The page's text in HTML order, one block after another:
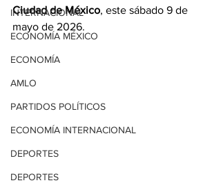
INTERNACIONAL
ECONOMÍA MÉXICO
ECONOMÍA
AMLO
PARTIDOS POLÍTICOS
ECONOMÍA INTERNACIONAL
DEPORTES
DEPORTES
Ciudad de México, este sábado 9 de
mayo de 2026.